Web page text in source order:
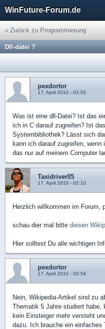
WinFuture-Forum.de
« Zurück zu Programmierung
Dll-datei ?
pexdortor
17. April 2010 - 01:02
Was ist eine dll-Datei? Ist das
ich in C darauf zugreifen? Ist
Systembibliothek? Lässt sich
kann ich darauf zugreifen,
das nur auf meinem Computer
Taxidriver05
17. April 2010 - 02:10
Herzlich willkommen im Forum,
schau dier mal bitte diesen
Hier solltest Du alle wichtigen
pexdortor
17. April 2010 - 02:54
Nein, Wikipedia-Artikel sind zu
Thematik 5 Jahre studiert habe,
kein Einsteiger mehr versteht
dazu. Ich brauche ein